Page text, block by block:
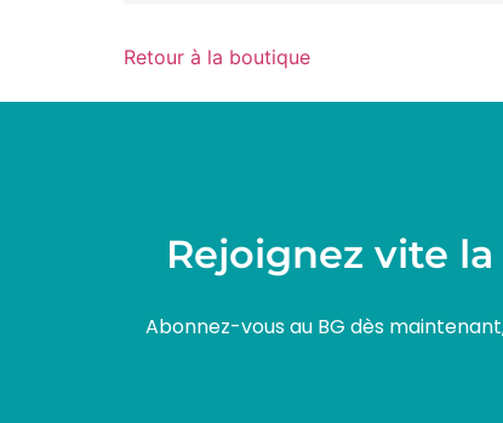
Retour à la boutique
Rejoignez vite
Abonnez-vous au BG dès